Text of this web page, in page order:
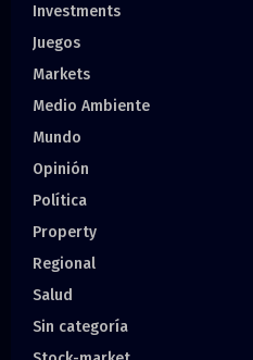
Investments
Juegos
Markets
Medio Ambiente
Mundo
Opinión
Política
Property
Regional
Salud
Sin categoría